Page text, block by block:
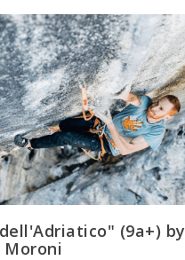
(9a+) by
Moroni